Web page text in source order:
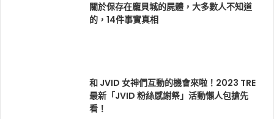
關於保存在龐貝城的屍體，大多數人不知道
的，14件事實真相
和 JVID 女神們互動的機會來啦！2023 TRE
最新「JVID 粉絲感謝祭」活動懶人包搶先
看！